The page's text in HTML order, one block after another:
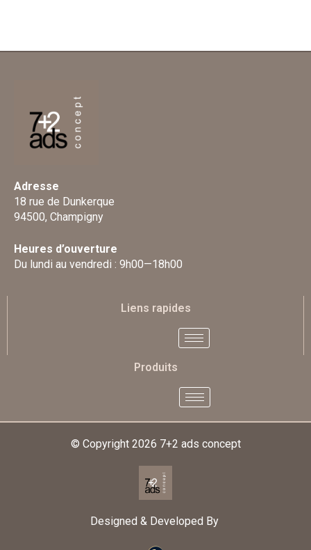
Adresse
18 rue de Dunkerque
94500, Champigny
Heures d’ouverture
Du lundi au vendredi : 9h00—18h00
Liens rapides
Produits
© Copyright 2026 7+2 ads concept
Designed & Developed By